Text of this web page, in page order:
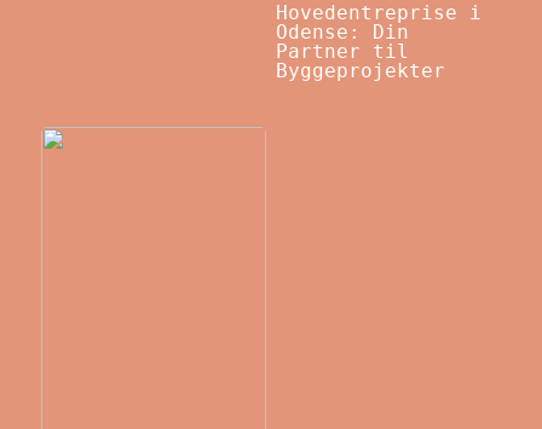
Hovedentreprise i
Odense: Din
Partner til
Byggeprojekter